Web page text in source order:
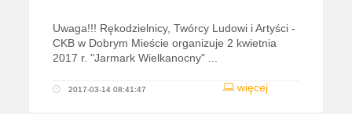
Uwaga!!! Rękodzielnicy, Twórcy Ludowi i Artyści -
CKB w Dobrym Mieście organizuje 2 kwietnia
2017 r. "Jarmark Wielkanocny" ...
więcej
2017-03-14 08:41:47